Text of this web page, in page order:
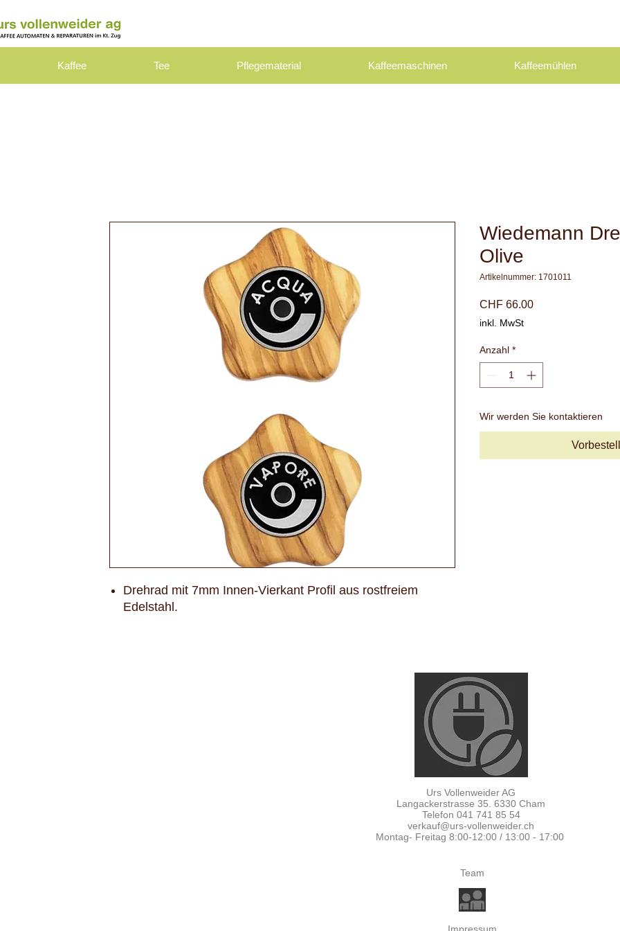
Kaffee Tee Pflegematerial Kaffeemaschinen Kaffeemühlen
Drehrad mit 7mm Innen-Vierkant Profil aus rostfreiem
Edelstahl.
Wiedemann
Olive
Artikelnummer: 1701011
CHF 66.00Preis
inkl. MwSt
Anzahl *
Wir werden Sie kontaktieren
Urs Vollenweider AG
Langackerstrasse 35. 6330 Cham
Telefon 041 741 85 54
verkauf@urs-vollenweider.ch
Montag- Freitag 8:00-12:00 / 13:00 - 17:00
Team